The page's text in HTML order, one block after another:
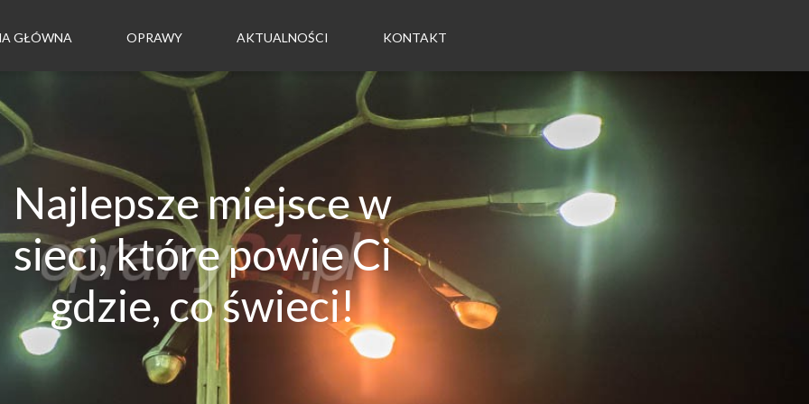
GŁÓWNA OPRAWY AKTUALNOŚCI KONTAKT
Najlepsze miejsce w
sieci, które powie Ci
gdzie, co świeci!